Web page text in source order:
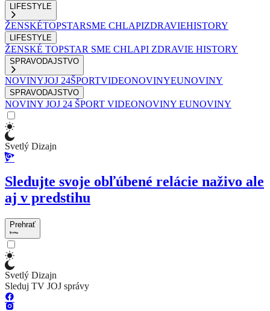
LIFESTYLE
ŽENSKÉTOPSTARSME CHLAPIZDRAVIEHISTORY
LIFESTYLE
ŽENSKÉ TOPSTAR SME CHLAPI ZDRAVIE HISTORY
SPRAVODAJSTVO
NOVINYJOJ 24ŠPORTVIDEONOVINYEUNOVINY
SPRAVODAJSTVO
NOVINY JOJ 24 ŠPORT VIDEONOVINY EUNOVINY
Svetlý Dizajn
Sledujte svoje obľúbené relácie naživo ale
aj v predstihu
Prehrať
Svetlý Dizajn
Sleduj TV JOJ správy